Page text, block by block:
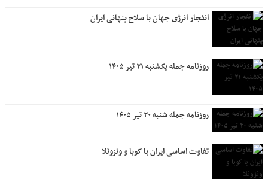
انفجار انرژی جهان با سلاح پنهانی ایران
روزنامه جمله یکشنبه ۲۱ تیر ۱۴۰۵
روزنامه جمله شنبه ۲۰ تیر ۱۴۰۵
تفاوت اساسی ایران با کوبا و ونزوئلا